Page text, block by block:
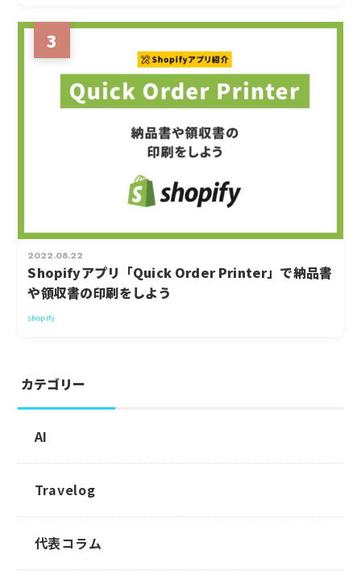
3
2022.08.22
Shopifyアプリ「Quick Order Printer」で納品書
や領収書の印刷をしよう
shopify
カテゴリー
AI
Travelog
代表コラム